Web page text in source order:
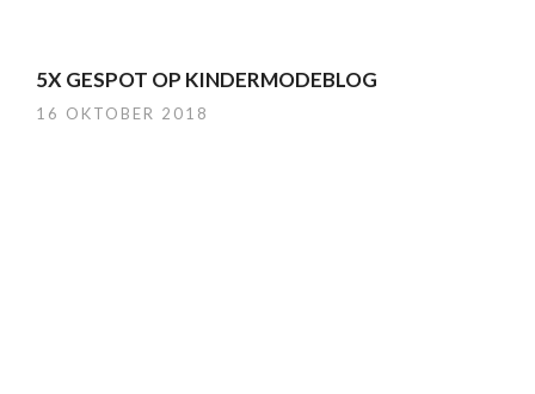
5X GESPOT OP KINDERMODEBLOG
16 OKTOBER 2018